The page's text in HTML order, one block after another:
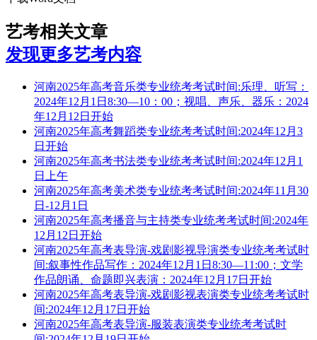
艺考相关文章
发现更多艺考内容
河南2025年高考音乐类专业统考考试时间:乐理、听写：
2024年12月1日8:30—10：00；视唱、声乐、器乐：2024
年12月12日开始
河南2025年高考舞蹈类专业统考考试时间:2024年12月3
日开始
河南2025年高考书法类专业统考考试时间:2024年12月1
日上午
河南2025年高考美术类专业统考考试时间:2024年11月30
日-12月1日
河南2025年高考播音与主持类专业统考考试时间:2024年
12月12日开始
河南2025年高考表导演-戏剧影视导演类专业统考考试时
间:叙事性作品写作：2024年12月1日8:30—11:00；文学
作品朗诵、命题即兴表演：2024年12月17日开始
河南2025年高考表导演-戏剧影视表演类专业统考考试时
间:2024年12月17日开始
河南2025年高考表导演-服装表演类专业统考考试时